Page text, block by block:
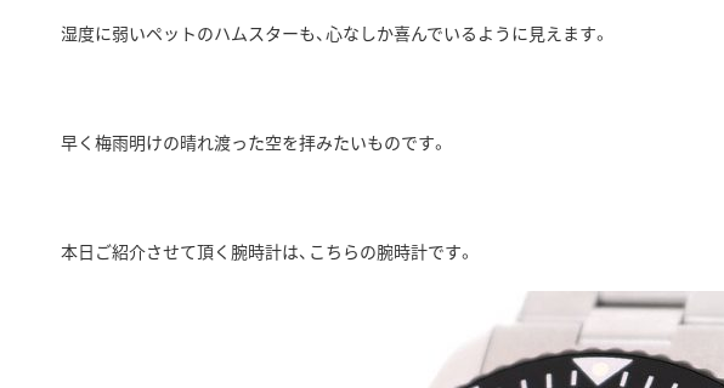
湿度に弱いペットのハムスターも、心なしか喜んでいるように見えます。
早く梅雨明けの晴れ渡った空を拝みたいものです。
本日ご紹介させて頂く腕時計は、こちらの腕時計です。